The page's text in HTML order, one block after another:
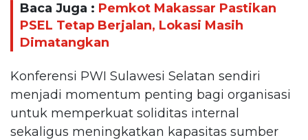
Baca Juga : Pemkot Makassar Pastikan
PSEL Tetap Berjalan, Lokasi Masih
Dimatangkan
Konferensi PWI Sulawesi Selatan sendiri
menjadi momentum penting bagi organisasi
untuk memperkuat soliditas internal
sekaligus meningkatkan kapasitas sumber